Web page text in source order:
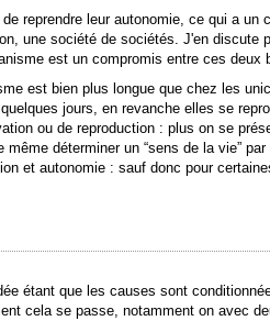
reprendre leur autonomie, ce qui a
une société de sociétés. J'en discute
est un compromis entre ces deux
est bien plus longue que chez les
jours, en revanche elles se
ou de reproduction : plus on se
déterminer un “sens de la vie”
et autonomie : sauf donc pour
étant que les causes sont
cela se passe, notamment on avec